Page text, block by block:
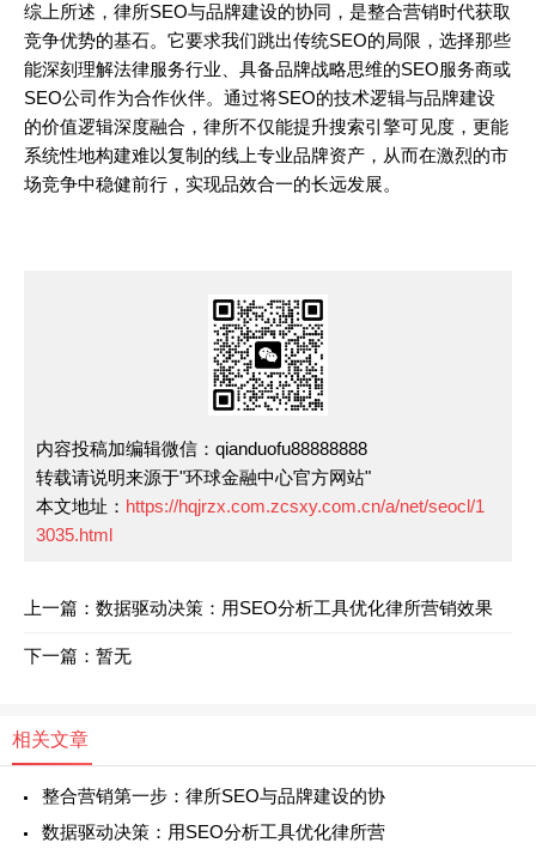
综上所述，律所SEO与品牌建设的协同，是整合营销时代获取
竞争优势的基石。它要求我们跳出传统SEO的局限，选择那些
能深刻理解法律服务行业、具备品牌战略思维的SEO服务商或
SEO公司作为合作伙伴。通过将SEO的技术逻辑与品牌建设
的价值逻辑深度融合，律所不仅能提升搜索引擎可见度，更能
系统性地构建难以复制的线上专业品牌资产，从而在激烈的市
场竞争中稳健前行，实现品效合一的长远发展。
内容投稿加编辑微信：qianduofu88888888
转载请说明来源于"环球金融中心官方网站"
本文地址： https://hqjrzx.com.zcsxy.com.cn/a/net/seocl/1
3035.html
上一篇：数据驱动决策：用SEO分析工具优化律所营销效果
下一篇：暂无
相关文章
整合营销第一步：律所SEO与品牌建设的协
数据驱动决策：用SEO分析工具优化律所营